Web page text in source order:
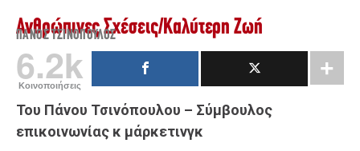
Ανθρώπινες Σχέσεις/Καλύτερη Ζωή
ΠΆΝΟΣ ΤΣΙΝΌΠΟΥΛΟΣ
6.2k
Κοινοποιήσεις
Του Πάνου Τσινόπουλου – Σύμβουλος
επικοινωνίας κ μάρκετινγκ